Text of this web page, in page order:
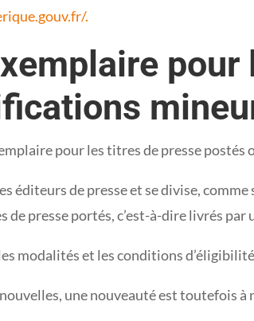
.
pour les titres de presse
éditeurs de presse et se divise,
de presse portés, c’est-à-dire livrés
modalités et les conditions
nouvelles, une nouveauté est toutefois